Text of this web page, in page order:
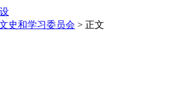
史和学习委员会 > 正文